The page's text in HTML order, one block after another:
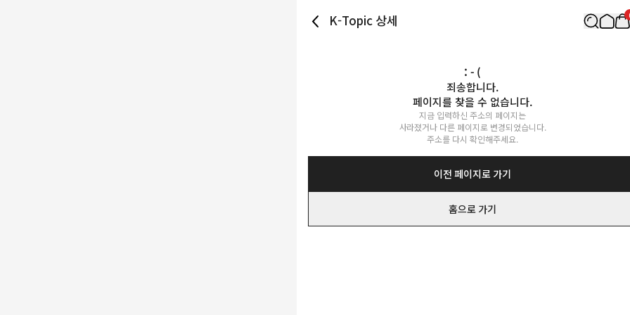
K-Topic 상세
: - (
죄송합니다.
페이지를 찾을 수 없습니다.
지금 입력하신 주소의 페이지는
사라졌거나 다른 페이지로 변경되었습니다.
주소를 다시 확인해주세요.
이전 페이지로 가기
홈으로 가기